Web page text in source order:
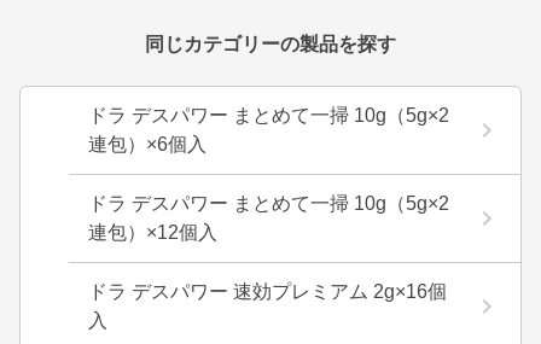
同じカテゴリーの製品を探す
ドラ デスパワー まとめて一掃 10g（5g×2
連包）×6個入
ドラ デスパワー まとめて一掃 10g（5g×2
連包）×12個入
ドラ デスパワー 速効プレミアム 2g×16個
入